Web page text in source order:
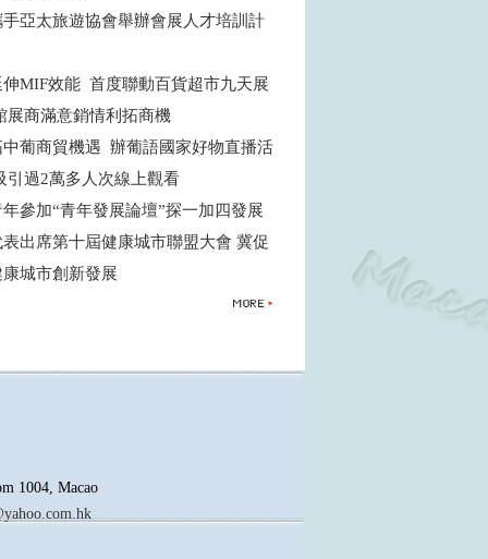
亞太旅遊協會舉辦會展人才培訓計
MIF效能 首度聯動百貨超市九天展
展商滿意銷情利拓商機
中葡商貿機遇 辦葡語國家好物直播活
引過2萬多人次線上觀看
參加“青年發展論壇”探一加四發展
出席第十屆健康城市聯盟大會 冀促
城市創新發展
1004, Macao